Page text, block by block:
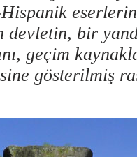
devletin, bir
geçim
gösterilmiş